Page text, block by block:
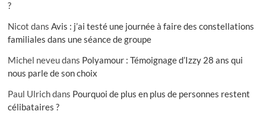
?
Nicot dans Avis : j’ai testé une journée à faire des constellations
familiales dans une séance de groupe
Michel neveudans Polyamour : Témoignage d’Izzy 28 ans qui
nous parle de son choix
Paul Ulrichdans Pourquoi de plus en plus de personnes restent
célibataires ?